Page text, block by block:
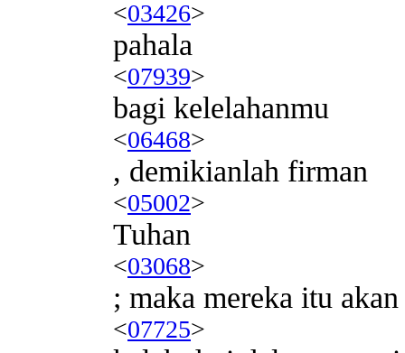
<03426>
pahala
<07939>
bagi kelelahanmu
<06468>
, demikianlah firman
<05002>
Tuhan
<03068>
; maka mereka itu
<07725>